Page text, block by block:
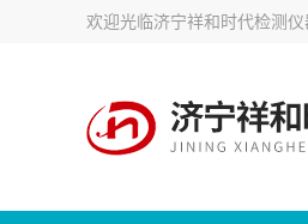
欢迎光临济宁祥和时代检测